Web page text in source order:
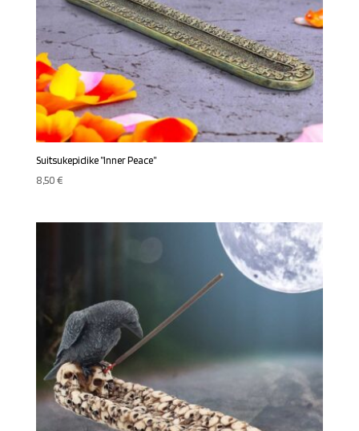
Suitsukepidike ”Inner Peace”
8,50€